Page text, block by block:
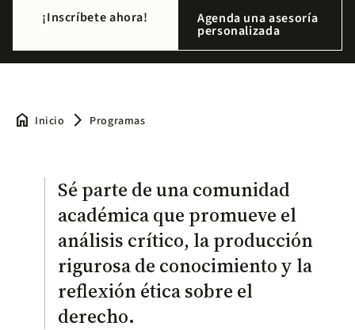
¡Inscríbete ahora! Agenda una asesoría
personalizada
home Inicio arrow_forward_ios Programas
Sé parte de una comunidad
académica que promueve el
análisis crítico, la producción
rigurosa de conocimiento y la
reflexión ética sobre el
derecho.